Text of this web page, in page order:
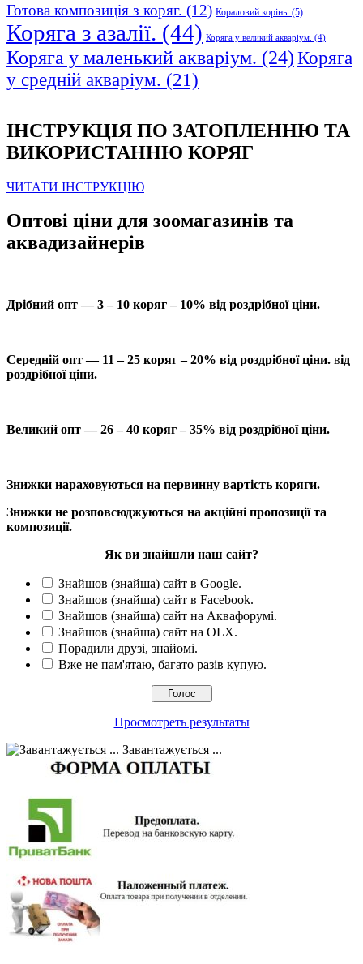
Готова композиція з коряг. (12) Кораловий корінь. (5)
Коряга з азалії. (44) Коряга у великий акваріум. (4)
Коряга у маленький акваріум. (24)Коряга
у средній акваріум. (21)
ІНСТРУКЦІЯ ПО ЗАТОПЛЕННЮ ТА
ВИКОРИСТАННЮ КОРЯГ
ЧИТАТИ ІНСТРУКЦІЮ
Оптові ціни для зоомагазинів та
аквадизайнерів
Дрібний опт — 3 – 10 коряг – 10% від роздрібної ціни.
Середній опт — 11 – 25 коряг – 20% від роздрібної ціни. від
роздрібної ціни.
Великий опт — 26 – 40 коряг – 35% від роздрібної ціни.
Знижки нараховуються на первинну вартість коряги.
Знижки не розповсюджуються на акційні пропозиції та
композиції.
Як ви знайшли наш сайт?
Знайшов (знайша) сайт в Google.
Знайшов (знайша) сайт в Facebook.
Знайшов (знайша) сайт на Аквафорумі.
Знайшов (знайша) сайт на OLX.
Порадили друзі, знайомі.
Вже не пам'ятаю, багато разів купую.
Просмотреть результаты
Завантажується ...